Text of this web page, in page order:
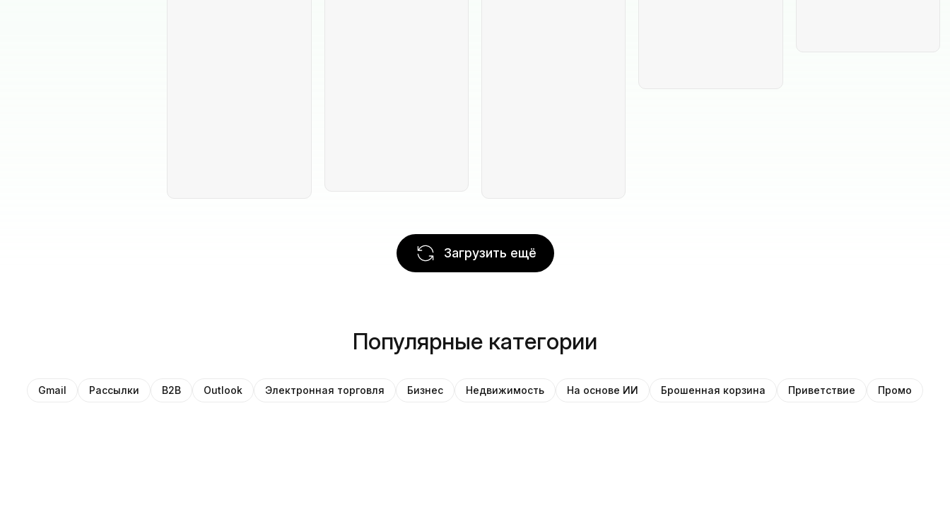
Загрузить ещё
Популярные категории
Gmail Рассылки B2B Outlook Электронная торговля Бизнес Недвижимость На основе ИИ Брошенная корзина Приветствие Промо